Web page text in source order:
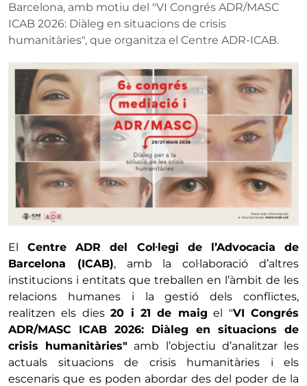
Barcelona, amb motiu del "VI Congrés ADR/MASC
ICAB 2026: Diàleg en situacions de crisis
humanitàries", que organitza el Centre ADR-ICAB.
El Centre ADR del Col·legi de l’Advocacia de
Barcelona (ICAB), amb la col·laboració d’altres
institucions i entitats que treballen en l’àmbit de les
relacions humanes i la gestió dels conflictes,
realitzen els dies20 i 21 de maig el "VI Congrés
ADR/MASC ICAB 2026: Diàleg en situacions de
crisis humanitàries" amb l’objectiu d’analitzar les
actuals situacions de crisis humanitàries i els
escenaris que es poden abordar des del poder de la